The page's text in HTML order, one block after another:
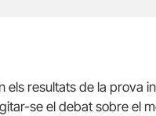
els resultats de la prova
se el debat sobre el